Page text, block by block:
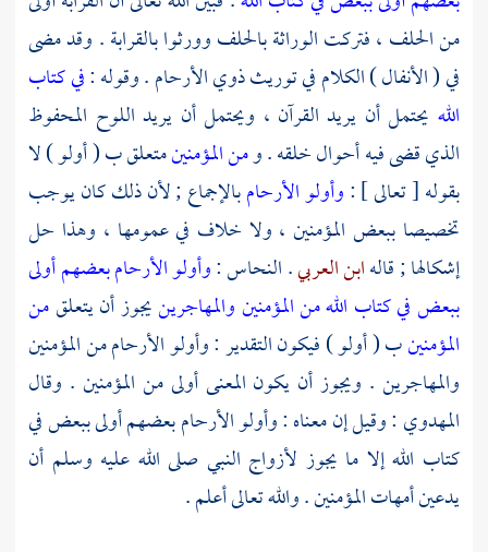
من الحلف ، فتركت الوراثة بالحلف وورثوا بالقرابة . وقد مضى
في ( الأنفال ) الكلام في توريث ذوي الأرحام . وقوله :في كتاب
الله يحتمل أن يريد القرآن ، ويحتمل أن يريد اللوح المحفوظ
الذي قضى فيه أحوال خلقه . ومن المؤمنينمتعلق ب ( أولو ) لا
بقوله [ تعالى ] :وأولو الأرحامبالإجماع ; لأن ذلك كان يوجب
تخصيصا ببعض المؤمنين ، ولا خلاف في عمومها ، وهذا حل
إشكالها ; قالهابن العربي.النحاس:وأولو الأرحام بعضهم أولى
ببعض في كتاب الله من المؤمنين والمهاجرينيجوز أن يتعلقمن
المؤمنينب ( أولو ) فيكون التقدير : وأولو الأرحام من المؤمنين
والمهاجرين . ويجوز أن يكون المعنى أولى من المؤمنين . وقال
المهدوي : وقيل إن معناه : وأولو الأرحام بعضهم أولى ببعض في
كتاب الله إلا ما يجوز لأزواج النبي صلى الله عليه وسلم أن
يدعين أمهات المؤمنين . والله تعالى أعلم .